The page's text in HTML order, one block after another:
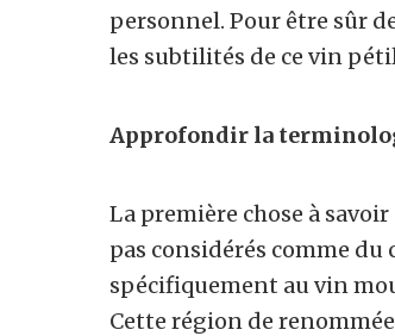
personnel. Pour être sûr
les subtilités de ce vin
Approfondir la
La première chose à
pas considérés comme du
spécifiquement au vin
Cette région de